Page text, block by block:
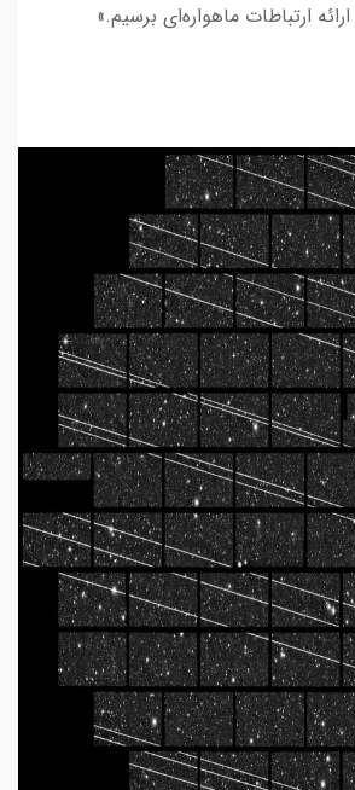
ارتباطات ماهواره‌ای برسیم.»